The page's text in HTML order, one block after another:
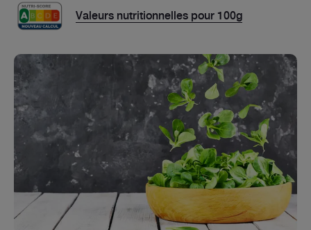
Valeurs nutritionnelles pour 100g